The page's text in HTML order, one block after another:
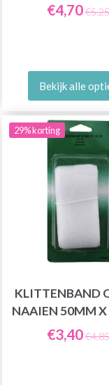
€4,70€5,25
Bekijk alle
29% korting
KLITTENBAND
NAAIEN 50MM X
€3,40€4,85